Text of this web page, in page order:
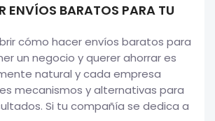
ENVÍOS BARATOS PARA TU
cómo hacer envíos baratos para
un negocio y querer ahorrar es
natural y cada empresa
mecanismos y alternativas para
Si tu compañía se dedica a